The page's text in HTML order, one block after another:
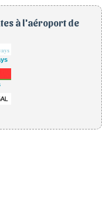
à l'aéroport de